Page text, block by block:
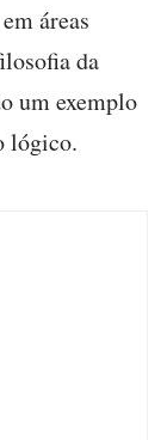
áreas
da
um exemplo
lógico.